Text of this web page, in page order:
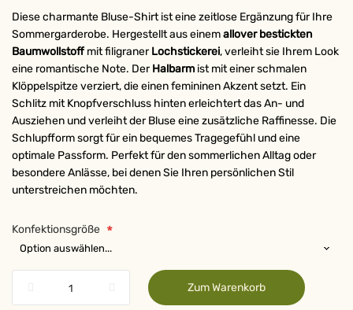
Diese charmante Bluse-Shirt ist eine zeitlose Ergänzung für Ihre
Sommergarderobe. Hergestellt aus einemallover bestickten
Baumwollstoff mit filigranerLochstickerei, verleiht sie Ihrem Look
eine romantische Note. DerHalbarm ist mit einer schmalen
Klöppelspitze verziert, die einen femininen Akzent setzt. Ein
Schlitz mit Knopfverschluss hinten erleichtert das An- und
Ausziehen und verleiht der Bluse eine zusätzliche Raffinesse. Die
Schlupfform sorgt für ein bequemes Tragegefühl und eine
optimale Passform. Perfekt für den sommerlichen Alltag oder
besondere Anlässe, bei denen Sie Ihren persönlichen Stil
unterstreichen möchten.
Konfektionsgröße
Zum Warenkorb